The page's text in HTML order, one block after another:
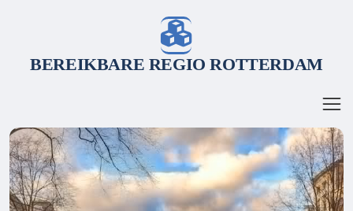
BEREIKBARE REGIO ROTTERDAM